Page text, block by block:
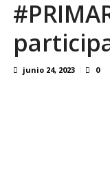
junio 24, 2023 0